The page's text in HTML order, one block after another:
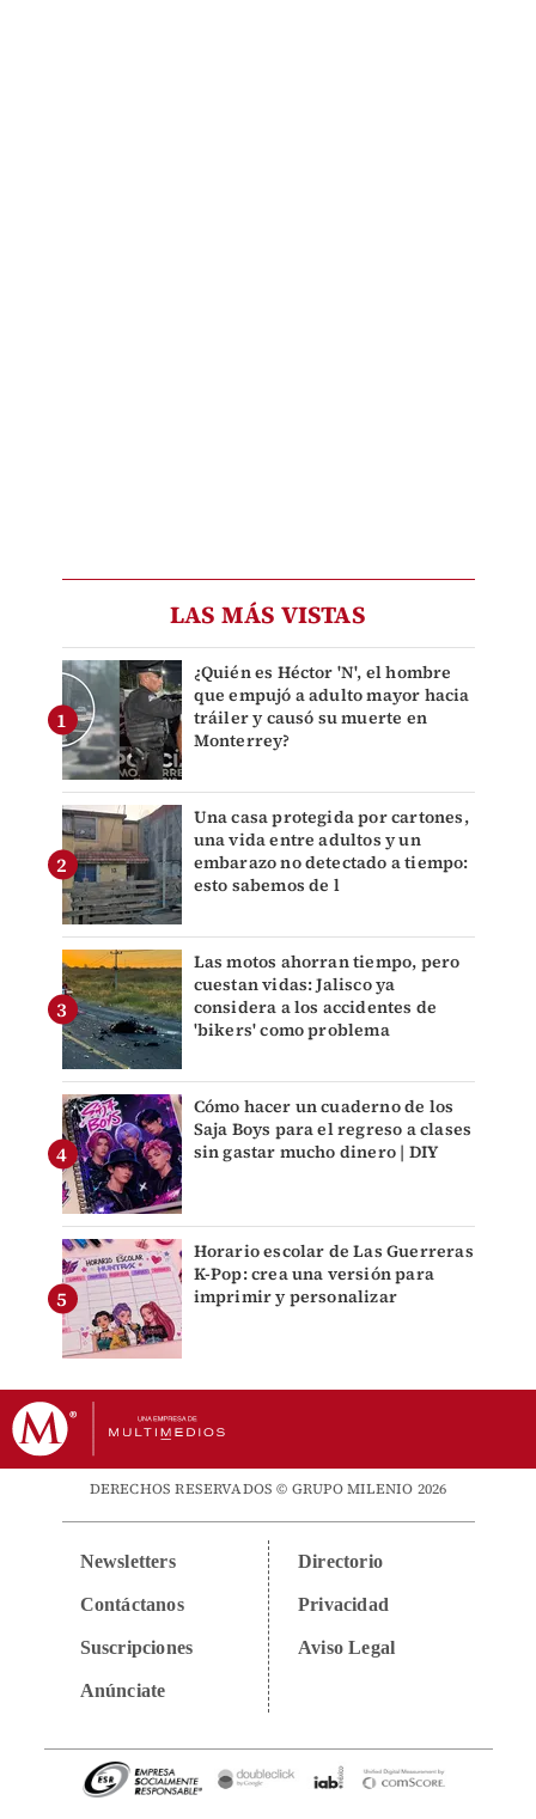
LAS MÁS VISTAS
¿Quién es Héctor 'N', el hombre
que empujó a adulto mayor hacia
tráiler y causó su muerte en
Monterrey?
Una casa protegida por cartones,
una vida entre adultos y un
embarazo no detectado a tiempo:
esto sabemos de l
Las motos ahorran tiempo, pero
cuestan vidas: Jalisco ya
considera a los accidentes de
'bikers' como problema
Cómo hacer un cuaderno de los
Saja Boys para el regreso a clases
sin gastar mucho dinero | DIY
Horario escolar de Las Guerreras
K-Pop: crea una versión para
imprimir y personalizar
DERECHOS RESERVADOS © GRUPO MILENIO 2026
Newsletters
Contáctanos
Suscripciones
Anúnciate
Directorio
Privacidad
Aviso Legal